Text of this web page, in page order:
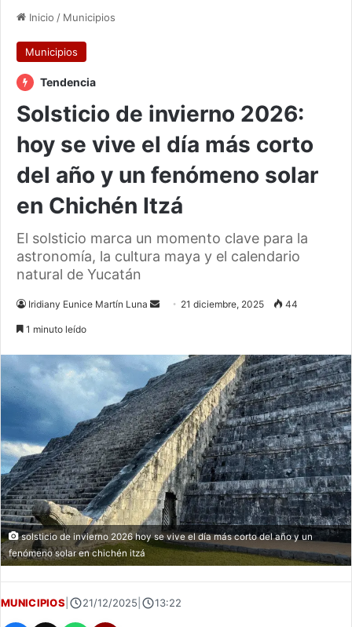
Inicio / Municipios
Municipios
Tendencia
Solsticio de invierno 2026:
hoy se vive el día más corto
del año y un fenómeno solar
en Chichén Itzá
El solsticio marca un momento clave para la
astronomía, la cultura maya y el calendario
natural de Yucatán
Iridiany Eunice Martín Luna
Send 21 diciembre, 2025 44
1 minuto leído
solsticio de invierno 2026 hoy se vive el día más corto del año y un
fenómeno solar en chichén itzá
MUNICIPIOS 21/12/2025 13:22